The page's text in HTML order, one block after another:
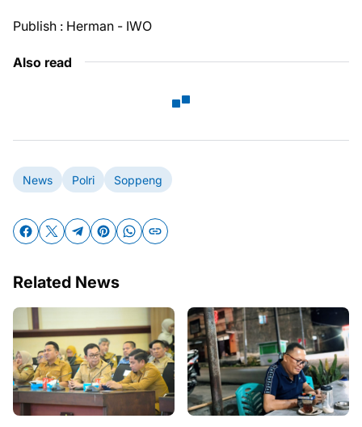
Publish : Herman - IWO
Also read
News Polri Soppeng
Related News